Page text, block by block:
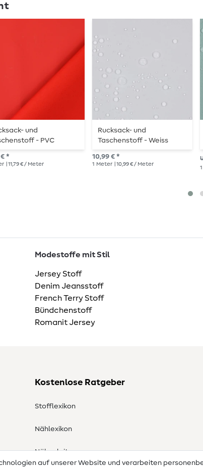
und
- PVC
Melone
€ *
| 11,79 € / Meter
Rucksack- und
Taschenstoff - Weiss
10,99 € *
1 Meter | 10,99 € / Meter
1
Modestoffe mit Stil
Jersey Stoff
Denim Jeansstoff
French Terry Stoff
Bündchenstoff
Romanit Jersey
Kostenlose Ratgeber
Stofflexikon
Nählexikon
Nähanleitungen
auf unserer Website und verarbeiten